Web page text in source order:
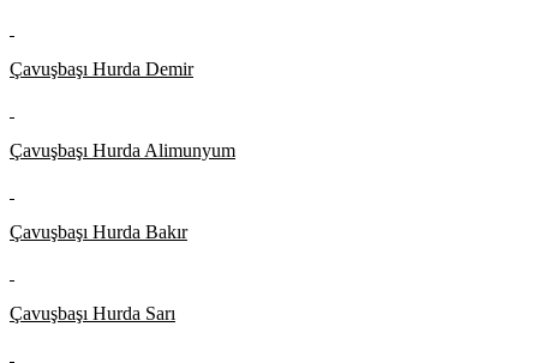
Çavuşbaşı Hurda Demir
Çavuşbaşı Hurda Alimunyum
Çavuşbaşı Hurda Bakır
Çavuşbaşı Hurda Sarı